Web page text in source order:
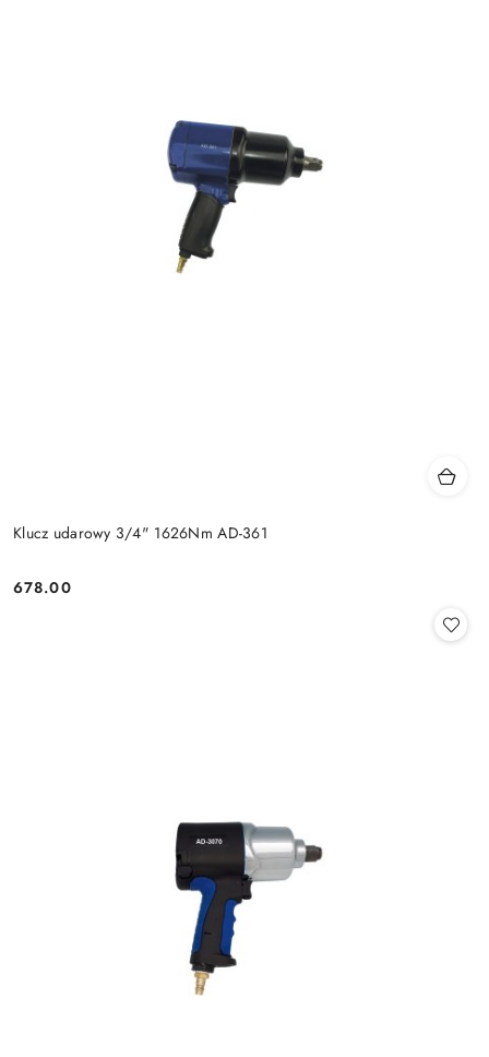
Klucz udarowy 3/4" 1626Nm AD-361
Cena:
678.00